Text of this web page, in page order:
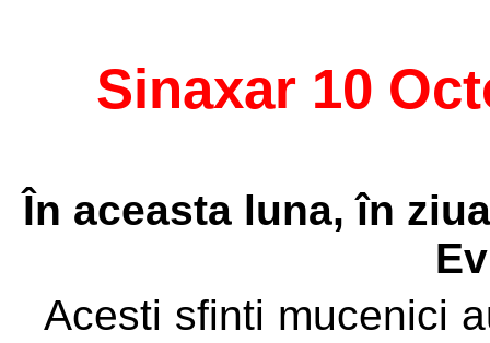
Sinaxar 10
În aceasta luna, în
Acesti sfinti mucenici